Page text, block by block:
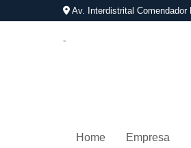
Av. Interdistrital
Home Empresa